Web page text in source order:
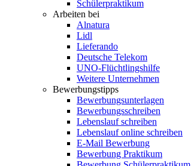
Schülerpraktikum
Arbeiten bei
Alnatura
Lidl
Lieferando
Deutsche Telekom
UNO-Flüchtlingshilfe
Weitere Unternehmen
Bewerbungstipps
Bewerbungsunterlagen
Bewerbungsschreiben
Lebenslauf schreiben
Lebenslauf online schreiben
E-Mail Bewerbung
Bewerbung Praktikum